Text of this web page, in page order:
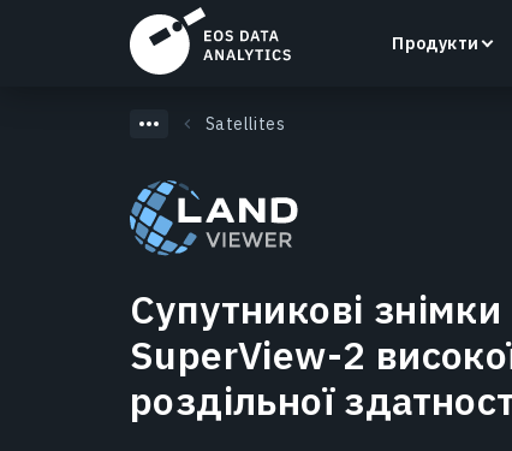
Продукти
LandViewer
знімків безпосередньо у вашому браузері.
Дізнатися більше
Satellites
Супутникові знімки
SuperView-2
роздільної